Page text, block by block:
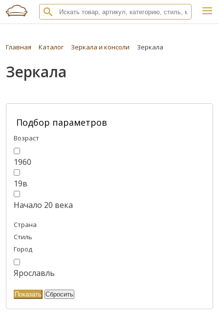
Главная Каталог Зеркала и консоли Зеркала
Зеркала
Подбор параметров
Возраст
1960
19в
Начало 20 века
Страна
Стиль
Город
Ярославль